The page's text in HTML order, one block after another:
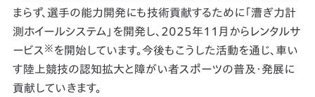
まらず、選手の能力開発にも技術貢献するために「漕ぎ力計
測ホイールシステム」を開発し、2025年11月からレンタルサ
ービス ※ を開始しています。今後もこうした活動を通じ、車い
す陸上競技の認知拡大と障がい者スポーツの普及・発展に
貢献していきます。